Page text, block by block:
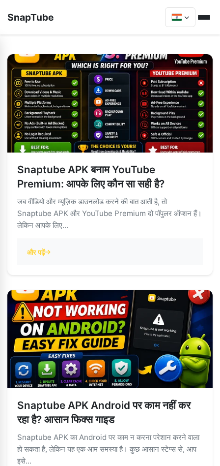
SnapTube
Snaptube APK बनाम YouTube
Premium: आपके लिए कौन सा सही है?
जब वीडियो और म्यूज़िक डाउनलोड करने की बात आती है, तो
Snaptube APK और YouTube Premium दो पॉपुलर ऑप्शन हैं।
लेकिन आपके लिए...
और पढ़ें
Snaptube APK Android पर काम नहीं कर
रहा है? आसान फिक्स गाइड
Snaptube APK का Android पर काम न करना परेशान करने वाला
हो सकता है, लेकिन यह एक आम समस्या है। कुछ आसान स्टेप्स से, आप
इसे...